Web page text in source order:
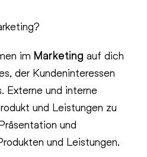
im Marketing auf dich
der Kundeninteressen
Externe und interne
und Leistungen zu
und
und Leistungen.